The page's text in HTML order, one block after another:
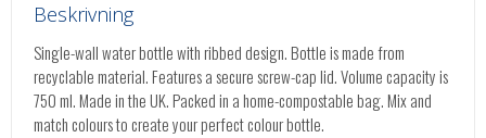
Beskrivning
Single-wall water bottle with ribbed design. Bottle is made from
recyclable material. Features a secure screw-cap lid. Volume capacity is
750 ml. Made in the UK. Packed in a home-compostable bag. Mix and
match colours to create your perfect colour bottle.